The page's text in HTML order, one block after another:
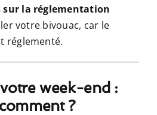
sur la réglementation
votre bivouac, car le
réglementé.
week-end :
?